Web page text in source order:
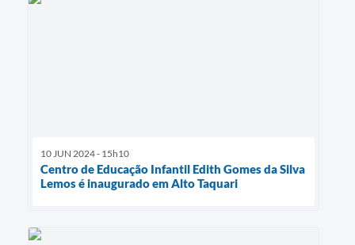
10 JUN 2024 - 15h10
Centro de Educação Infantil Edith Gomes da Silva
Lemos é inaugurado em Alto Taquari